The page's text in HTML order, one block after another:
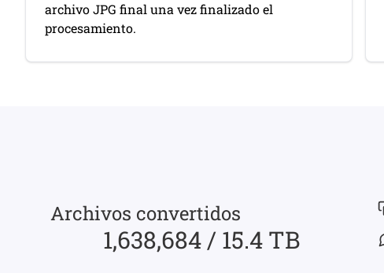
archivo JPG final una vez finalizado el
procesamiento.
Archivos convertidos
1,638,684 / 15.4 TB